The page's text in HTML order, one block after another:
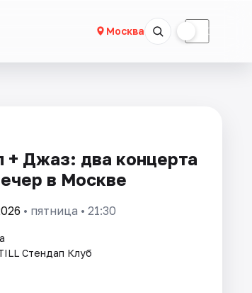
Москва ☾
+ Джаз: два концерта
в Москве
• пятница • 21:30
Стендап Клуб